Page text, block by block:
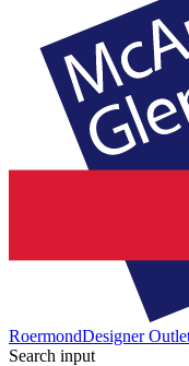
RoermondDesigner
Search input